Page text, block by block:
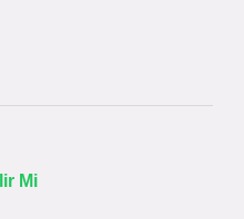
Mi